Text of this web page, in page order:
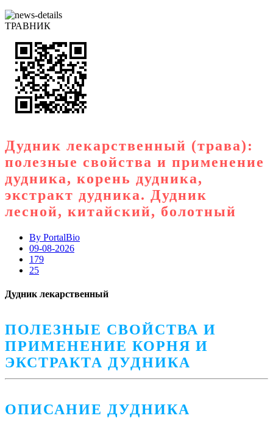
ТРАВНИК
Дудник лекарственный (трава):
полезные свойства и применение
дудника, корень дудника,
экстракт дудника. Дудник
лесной, китайский, болотный
By PortalBio
09-08-2026
179
25
Дудник лекарственный
ПОЛЕЗНЫЕ СВОЙСТВА И
ПРИМЕНЕНИЕ КОРНЯ И
ЭКСТРАКТА ДУДНИКА
ОПИСАНИЕ ДУДНИКА